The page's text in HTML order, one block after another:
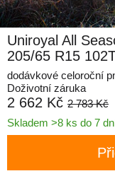
Uniroyal All
205/65 R15
dodávkové celoroční
Doživotní záruka
2 662 Kč 2 783 Kč
Skladem >8 ks do 7